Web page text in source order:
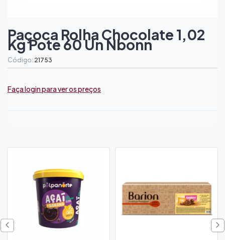
Paçoca Rolha Chocolate 1,02
Kg Pote 60 Un Nbonn
Código: 21753
Faça login para ver os preços